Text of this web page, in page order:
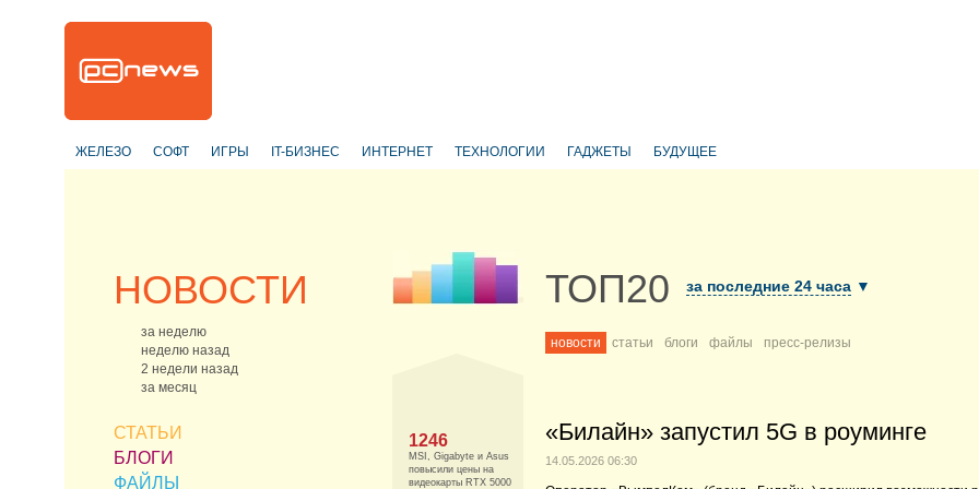
ЖЕЛЕЗО СОФТ ИГРЫ IT-БИЗНЕС ИНТЕРНЕТ ТЕХНОЛОГИИ ГАДЖЕТЫ БУДУЩЕЕ
НОВОСТИ
за неделю
неделю назад
2 недели назад
за месяц
СТАТЬИ
БЛОГИ
ФАЙЛЫ
1246
MSI, Gigabyte и Asus
повысили цены на
видеокарты RTX 5000
ТОП20 за последние 24 часа ▼
новости статьи блоги файлы пресс-релизы
«Билайн» запустил 5G в роуминге
14.05.2026 06:30